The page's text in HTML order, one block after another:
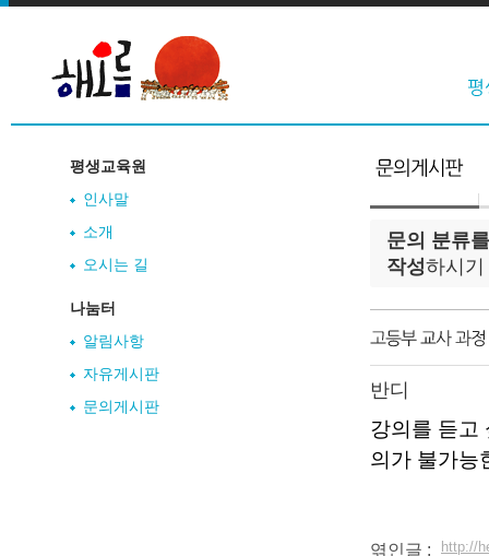
평생교육원
인사말
소개
오시는 길
나눔터
알림사항
자유게시판
문의게시판
문의 분류
작성하시
반디
강의를 듣고
의가 불가능
엮인글 : http://